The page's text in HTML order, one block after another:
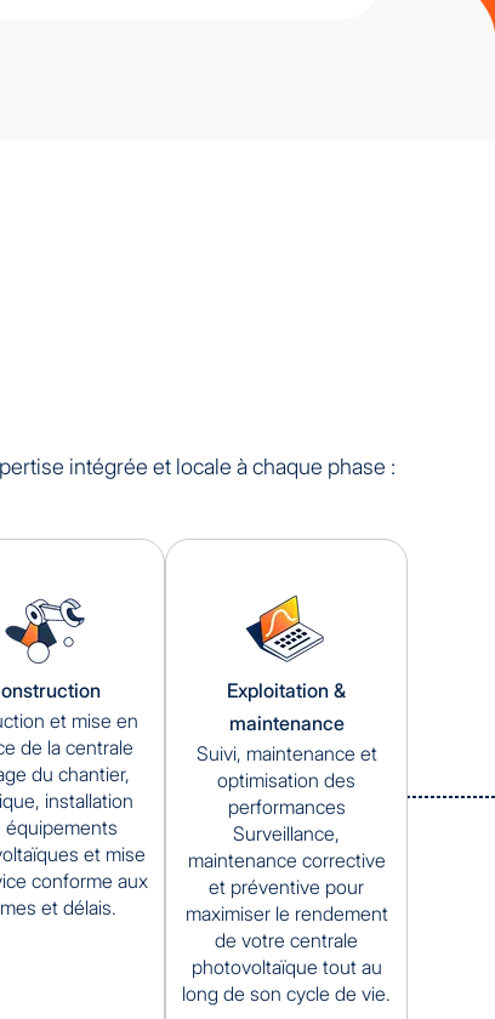
intégrée et locale à chaque phase :
et mise en
de la centrale
du chantier,
installation
équipements
et mise
conforme aux
et délais.
Exploitation &
maintenance
Suivi, maintenance et
optimisation des
performances
Surveillance,
maintenance corrective
et préventive pour
maximiser le rendement
de votre centrale
photovoltaïque tout au
long de son cycle de vie.